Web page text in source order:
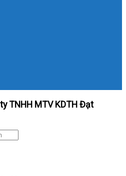
TNHH MTV KDTH Đạt